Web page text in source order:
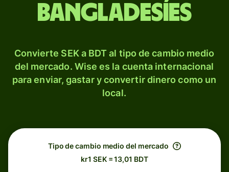
bangladesíes
Convierte SEK a BDT al tipo de cambio medio
del mercado. Wise es la cuenta internacional
para enviar, gastar y convertir dinero como un
local.
Tipo de cambio medio del mercado
kr1 SEK = 13,01 BDT